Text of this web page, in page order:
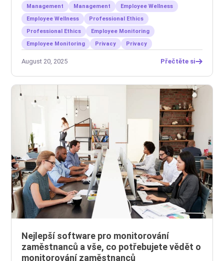
Management Management
Employee Wellness
Employee Wellness
Professional Ethics
Professional Ethics
Employee Monitoring
Employee Monitoring
Privacy Privacy
August 20, 2025 Přečtěte si
Nejlepší software pro monitorování
zaměstnanců a vše, co potřebujete vědět o
monitorování zaměstnanců